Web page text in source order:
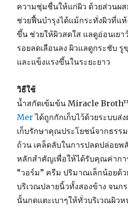
ความชุ่มชื่นให้แก่ผิว ด้วยส่วนผ
ช่วยฟื้นบำรุงได้แม้กระทั่งผิวที่
ขึ้น ช่วยให้ผิวสดใส แลดูอ่อนเยา
รอยลดเลือนลง ผิวแลดูกระชับ
และแข็งแรงขึ้นในระยะยาว
วิธีใช้
น้ำสกัดเข้มข้น Miracle
Mer ได้ถูกกักเก็บไว้ด้วยระบบส่
เก็บรักษาคุณประโยชน์จากธรร
ถ้วน เคล็ดลับในการปลดปล่อยพ
หลักสำคัญเพื่อให้ได้รับคุณค่ากา
“วอร์ม” ครีม ปริมาณเล็กน้อยด้
บริเวณปลายนิ้วทั้งสองข้าง จนก
นั้นกดแตะเบาๆให้ทั่วบริเวณผิว